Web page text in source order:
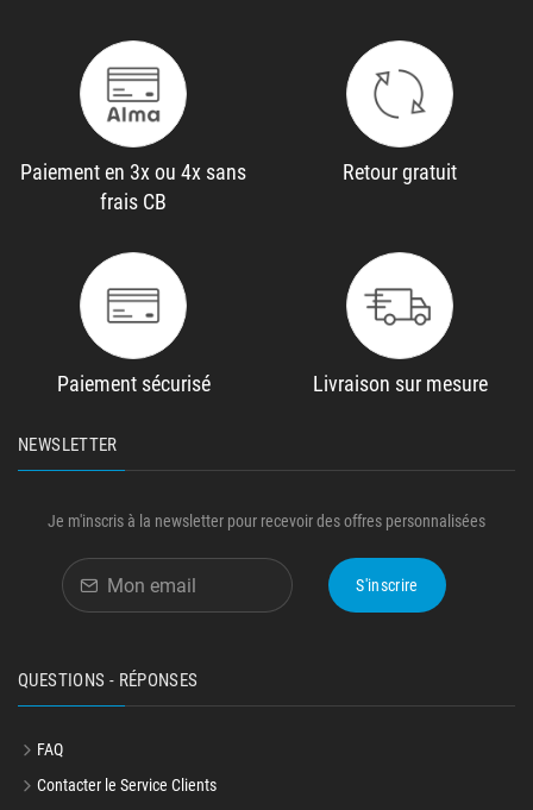
Paiement en 3x ou 4x sans
frais CB
Retour gratuit
Paiement sécurisé Livraison sur mesure
NEWSLETTER
Je m'inscris à la newsletter pour recevoir des offres personnalisées
S'inscrire
QUESTIONS - RÉPONSES
FAQ
Contacter le Service Clients